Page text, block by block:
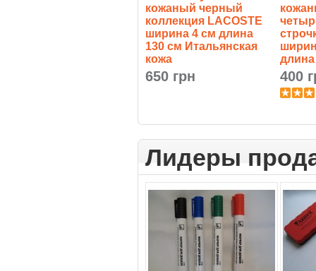
кожаный черный
коллекция LACOSTE
ширина 4 см длина
130 см Итальянская
кожа
650 грн
длина
400
Лидеры